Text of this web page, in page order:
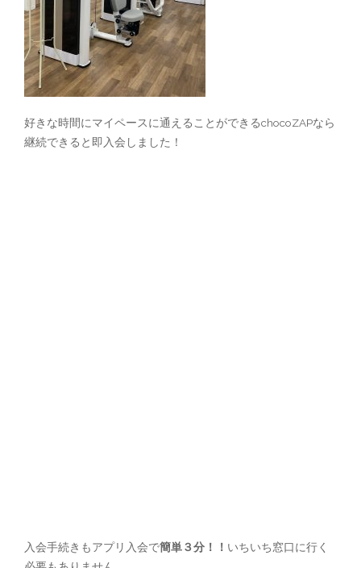
好きな時間にマイペースに通えることができるchocoZAPなら
継続できると即入会しました！
入会手続きもアプリ入会で簡単３分！！ いちいち窓口に行く